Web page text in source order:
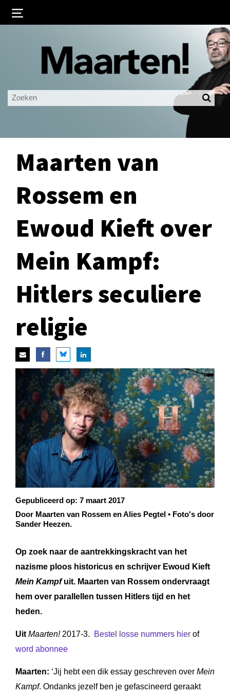
Ingelogd blijven
LOGIN
Maarten van
Rossem en
Ewoud Kieft over
Mein Kampf:
Hitlers seculiere
religie
Gepubliceerd op: 7 maart 2017
Door Maarten van Rossem en Alies Pegtel • Foto's door
Sander Heezen.
Op zoek naar de aantrekkingskracht van het
nazisme ploos historicus en schrijver Ewoud Kieft
Mein Kampfuit. Maarten van Rossem ondervraagt
hem over parallellen tussen Hitlers tijd en het
heden.
Uit Maarten! 2017-3. Bestel losse nummers hier of
word abonnee
Maarten: ‘Jij hebt een dik essay geschreven over Mein
Kampf. Ondanks jezelf ben je gefascineerd geraakt